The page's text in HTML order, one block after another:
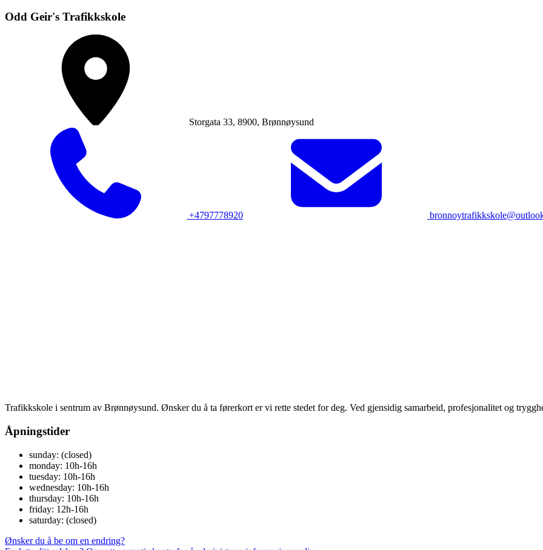
Odd Geir's Trafikkskole
Storgata 33, 8900, Brønnøysund
+4797778920
Trafikkskole i sentrum av Brønnøysund. Ønsker du å ta førerkort er vi rette stedet for deg. Ved gjensidig samarbeid, profesjonalitet og
Åpningstider
sunday: (closed)
monday: 10h-16h
tuesday: 10h-16h
wednesday: 10h-16h
thursday: 10h-16h
friday: 12h-16h
saturday: (closed)
Ønsker du å be om en endring?